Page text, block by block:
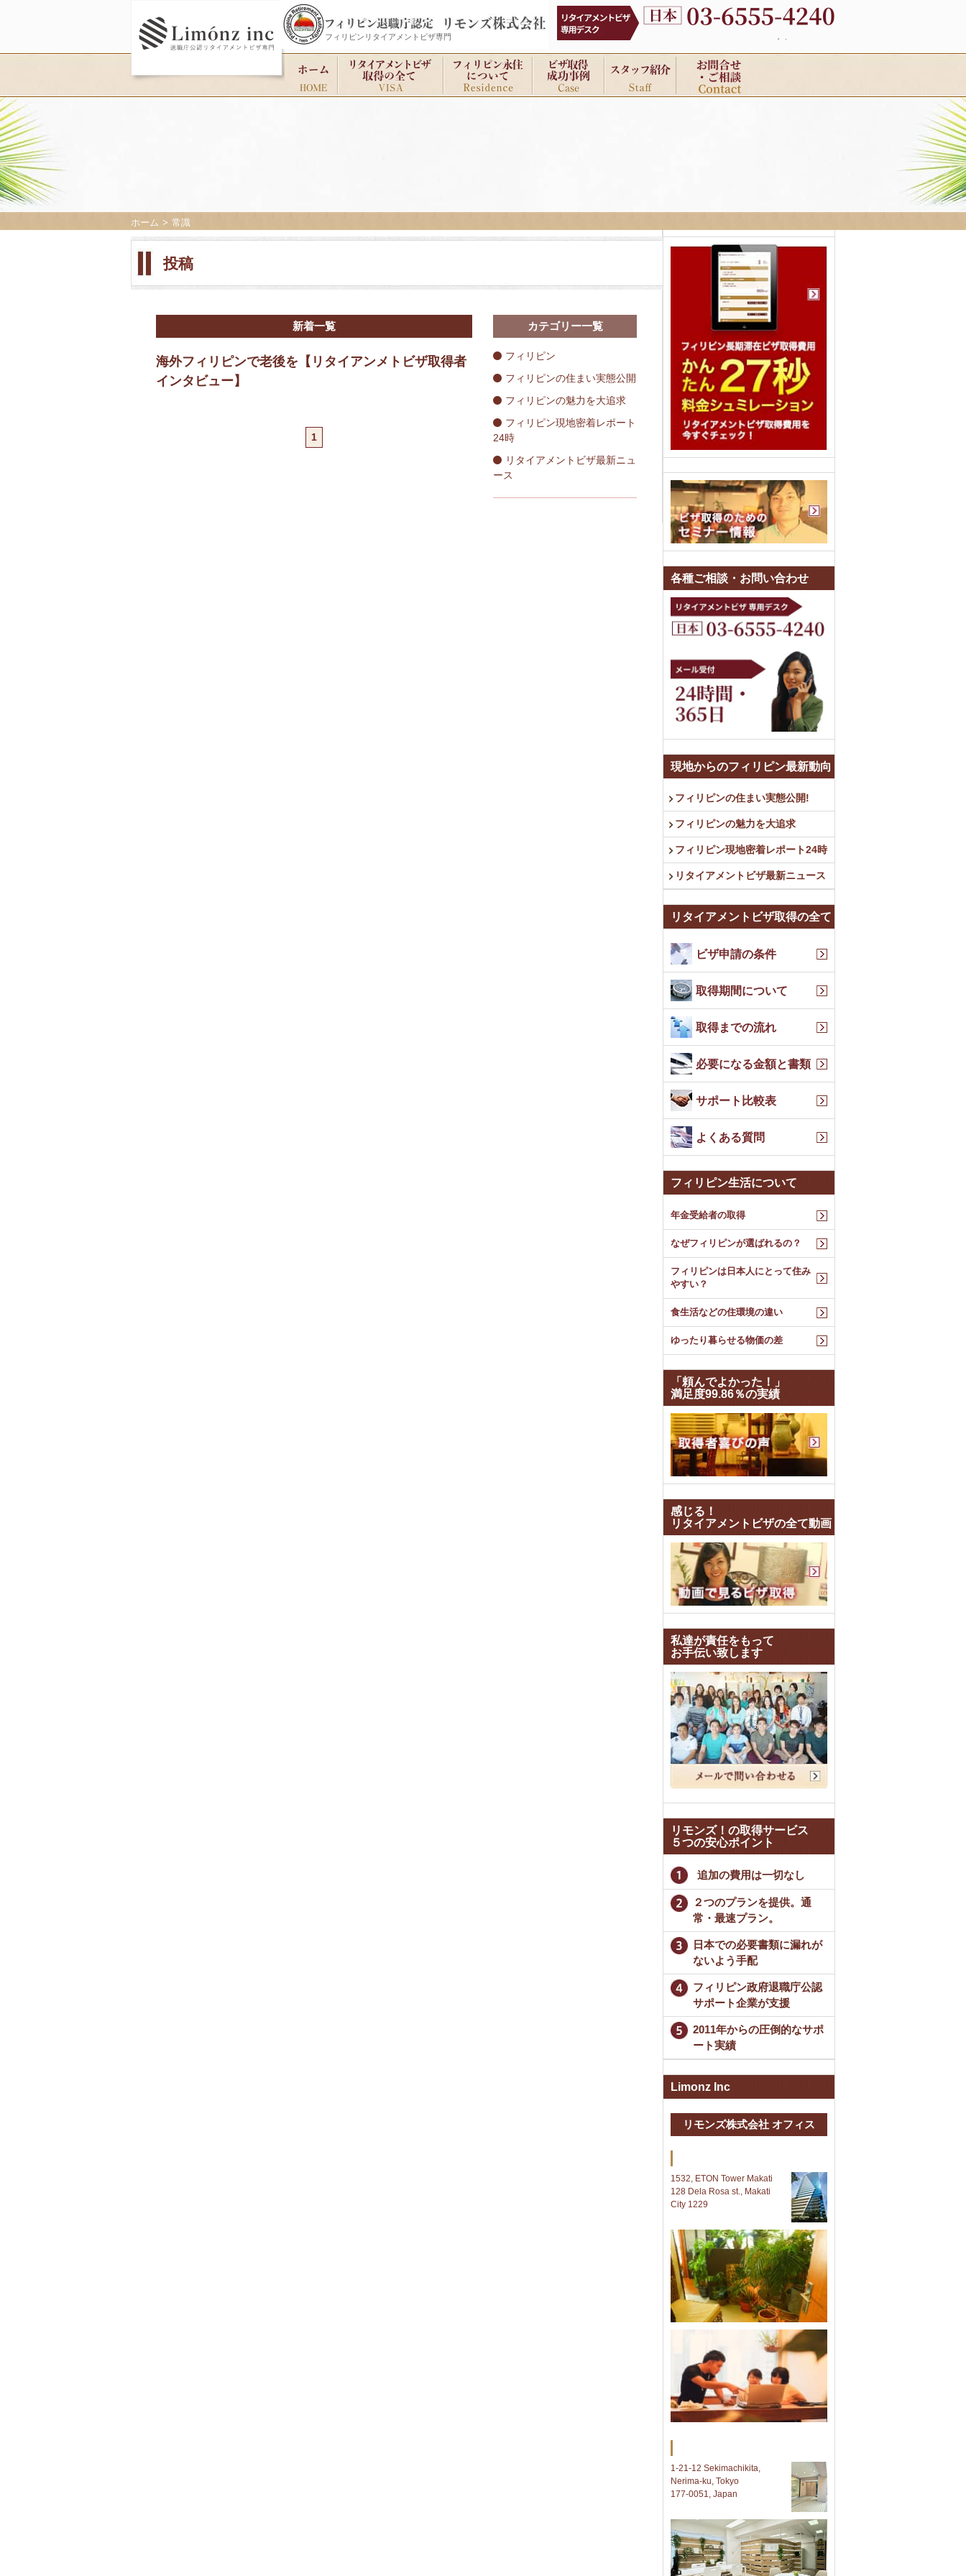
フィリピンリタイアメントビザ専門
ホーム 常識
投稿
新着一覧
海外フィリピンで老後を【リタイアンメトビザ取得者
インタビュー】
1
カテゴリー一覧
フィリピン
フィリピンの住まい実態公開
フィリピンの魅力を大追求
フィリピン現地密着レポート
24時
リタイアメントビザ最新ニュ
ース
各種ご相談・お問い合わせ
現地からのフィリピン最新動向
フィリピンの住まい実態公開!
フィリピンの魅力を大追求
フィリピン現地密着レポート24時
リタイアメントビザ最新ニュース
リタイアメントビザ取得の全て
ビザ申請の条件
取得期間について
取得までの流れ
必要になる金額と書類
サポート比較表
よくある質問
フィリピン生活について
年金受給者の取得
なぜフィリピンが選ばれるの？
フィリピンは日本人にとって住み
やすい？
食生活などの住環境の違い
ゆったり暮らせる物価の差
「頼んでよかった！」
満足度99.86％の実績
感じる！
リタイアメントビザの全て動画
私達が責任をもって
お手伝い致します
リモンズ！の取得サービス
５つの安心ポイント
追加の費用は一切なし
２つのプランを提供。通
常・最速プラン。
日本での必要書類に漏れが
ないよう手配
フィリピン政府退職庁公認
サポート企業が支援
2011年からの圧倒的なサポ
ート実績
Limonz Inc
リモンズ株式会社 オフィス
1532, ETON Tower Makati
128 Dela Rosa st., Makati
City 1229
1-21-12 Sekimachikita,
Nerima-ku, Tokyo
177-0051, Japan